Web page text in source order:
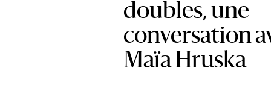
doubles, une
conversation
Maïa Hruska